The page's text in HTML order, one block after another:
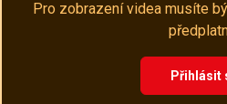
Pro zobrazení videa musíte
Přihlásit